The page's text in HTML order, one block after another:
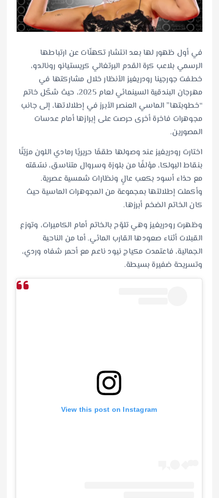
في أول ظهور لها بعد انتشار تكهنّات عن ارتباطها
الرسمي بلاعب كرة القدم البرتغالي كريستيانو رونالدو،
خطفت جورجينا رودريغيز الأنظار خلال مشاركتها في
مهرجان البندقية السينمائي لعام 2025، حيث شكّل خاتم
“خطوبتها” الماسي العنصر الأبرز في إطلالاتها، إلى جانب
مجوهرات فاخرة أخرى حرصت على إبرازها أمام عدسات
المصورين.
اختارت رودريغيز عند وصولها طقمًا حريريًا رمادي اللون مزيّنًا
بنقاط البولكا، مؤلفًا من بلوزة وسروال متناسق، نسّقته
مع حذاء أسود بكعب عالٍ ونظارات شمسية عصرية.
وأكملت إطلالتها بمجموعة من المجوهرات الماسية حيث
كان الخاتم الضخم أبرزها.
وظهرت رودريغيز وهي تلوّح بالخاتم أمام الكاميرات، وتوزع
القبلات أثناء صعودها القارب المائي. أما من الناحية
الجمالية، فاعتمدت مكياج نيود ناعم مع أحمر شفاه وردي،
وتسريحة ضفيرة بسيطة.
View this post on Instagram